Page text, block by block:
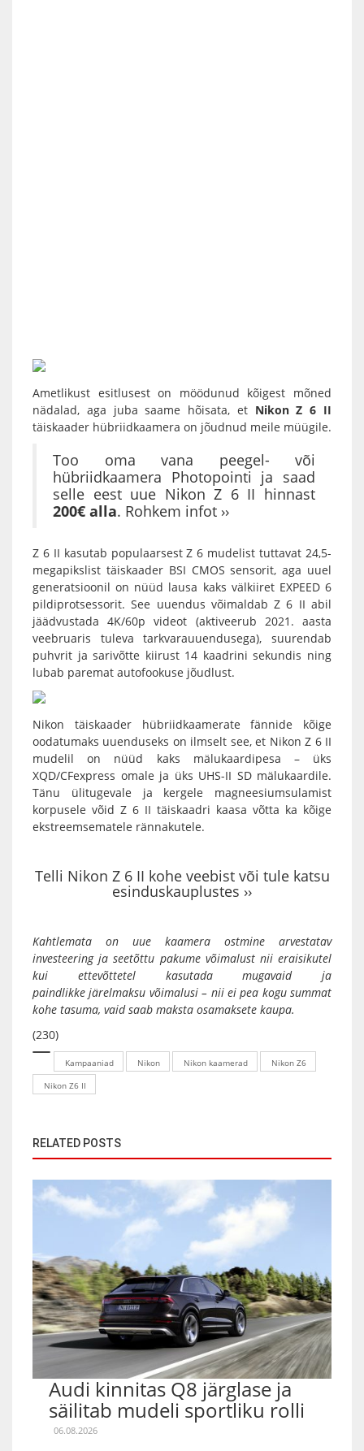
Ametlikust esitlusest on möödunud kõigest mõned
nädalad, aga juba saame hõisata, et Nikon Z 6 II
täiskaader hübriidkaamera on jõudnud meile müügile.
Too oma vana peegel- või
hübriidkaamera Photopointi ja saad
selle eest uue Nikon Z 6 II hinnast
200€ alla. Rohkem infot ››
Z 6 II kasutab populaarsestZ 6 mudelist tuttavat 24,5-
megapikslist täiskaader BSI CMOS sensorit, aga uuel
generatsioonil on nüüd lausa kaks välkiiret EXPEED 6
pildiprotsessorit. See uuendus võimaldab Z 6 II abil
jäädvustada 4K/60p videot (aktiveerub 2021. aasta
veebruaris tuleva tarkvarauuendusega), suurendab
puhvrit ja sarivõtte kiirust 14 kaadrini sekundis ning
lubab paremat autofookuse jõudlust.
Nikon täiskaader hübriidkaamerate fännide kõige
oodatumaks uuenduseks on ilmselt see, et Nikon Z 6 II
mudelil on nüüd kaks mälukaardipesa – üks
XQD/CFexpress omale ja üks UHS-II SD mälukaardile.
Tänu ülitugevale ja kergele magneesiumsulamist
korpusele võid Z 6 II täiskaadri kaasa võtta ka kõige
ekstreemsematele rännakutele.
Telli Nikon Z 6 II kohe veebist või tule katsu
esinduskauplustes ››
Kahtlemata on uue kaamera ostmine arvestatav
investeering ja seetõttu pakume võimalust nii eraisikutel
kui ettevõttetel kasutada mugavaid ja
paindlikkejärelmaksu võimalusi – nii ei pea kogu summat
kohe tasuma, vaid saab maksta osamaksete kaupa.
(230)
Kampaaniad Nikon Nikon kaamerad
Nikon Z6
Nikon Z6 II
RELATED POSTS
Audi kinnitas Q8 järglase ja
säilitab mudeli sportliku rolli
06.08.2026